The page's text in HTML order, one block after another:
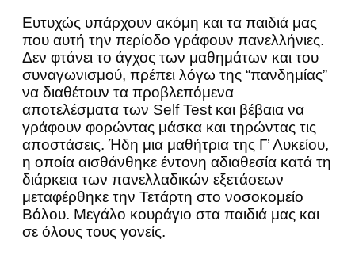
Ευτυχώς υπάρχουν ακόμη και τα παιδιά μας
που αυτή την περίοδο γράφουν πανελλήνιες.
Δεν φτάνει το άγχος των μαθημάτων και του
συναγωνισμού, πρέπει λόγω της “πανδημίας”
να διαθέτουν τα προβλεπόμενα
αποτελέσματα των Self Test και βέβαια να
γράφουν φορώντας μάσκα και τηρώντας τις
αποστάσεις. Ήδη μια μαθήτρια της Γ’ Λυκείου,
η οποία αισθάνθηκε έντονη αδιαθεσία κατά τη
διάρκεια των πανελλαδικών εξετάσεων
μεταφέρθηκε την Τετάρτη στο νοσοκομείο
Βόλου. Μεγάλο κουράγιο στα παιδιά μας και
σε όλους τους γονείς.